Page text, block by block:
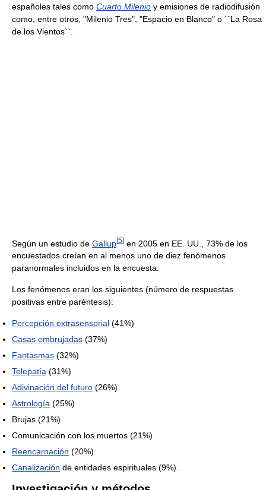
españoles tales como Cuarto Milenio y emisiones de radiodifusión
como, entre otros, "Milenio Tres", "Espacio en Blanco" o ``La Rosa
de los Vientos``.
Según un estudio de Gallup[5] en 2005 en EE. UU., 73% de los
encuestados creían en al menos uno de diez fenómenos
paranormales incluidos en la encuesta.
Los fenómenos eran los siguientes (número de respuestas
positivas entre paréntesis):
Percepción extrasensorial (41%)
Casas embrujadas (37%)
Fantasmas (32%)
Telepatía (31%)
Adivinación del futuro (26%)
Astrología (25%)
Brujas (21%)
Comunicación con los muertos (21%)
Reencarnación (20%)
Canalización de entidades espirituales (9%).